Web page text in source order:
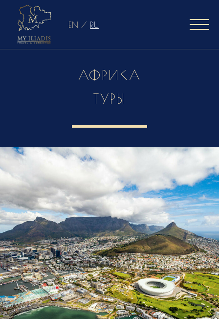
EN / RU
АФРИКА
ТУРЫ